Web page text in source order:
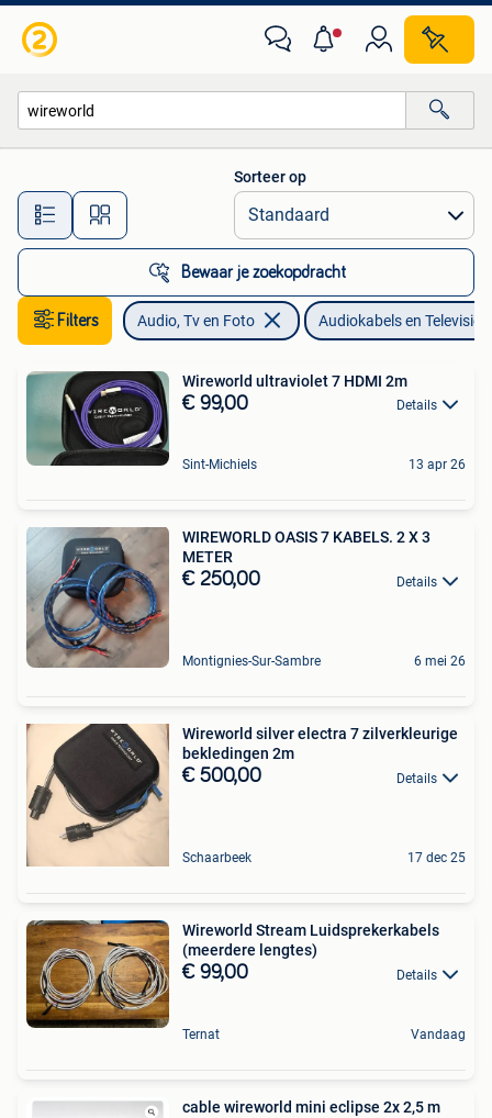
Alle afstanden…
Sorteer op
Bewaar je zoekopdracht
Filters Audio, Tv en Foto Audiokabels en
Wireworld ultraviolet 7 HDMI 2m
€ 99,00 Details
Sint-Michiels 13 apr 26
WIREWORLD OASIS 7 KABELS. 2 X 3
METER
€ 250,00 Details
Montignies-Sur-Sambre 6 mei 26
Wireworld silver electra 7 zilverkleurige
bekledingen 2m
€ 500,00 Details
Schaarbeek 17 dec 25
Wireworld Stream Luidsprekerkabels
(meerdere lengtes)
€ 99,00 Details
Ternat Vandaag
cable wireworld mini eclipse 2x 2,5 m